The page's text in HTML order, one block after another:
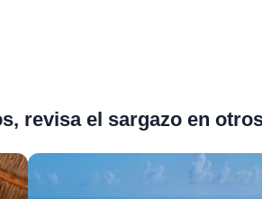
revisa el sargazo en